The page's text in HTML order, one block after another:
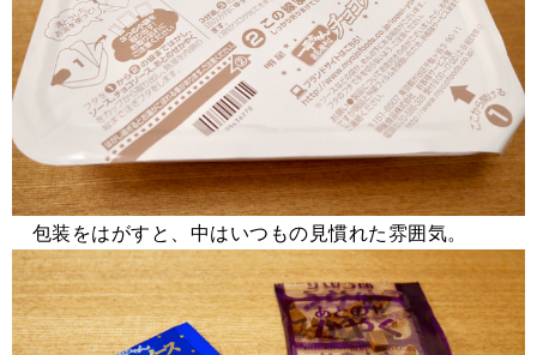
包装をはがすと、中はいつもの見慣れた雰囲気。